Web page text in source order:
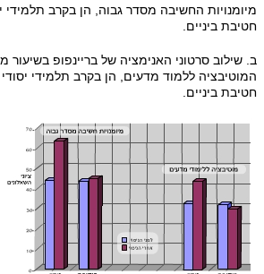
מיומנויות החשיבה מסדר גבוה, הן בקרב תלמידי
חטיבת ביניים.
ב. שילוב סרטוני האנימציה של בריינפופ
המוטיבציה ללמוד מדעים, הן בקרב תלמידי
חטיבת ביניים.